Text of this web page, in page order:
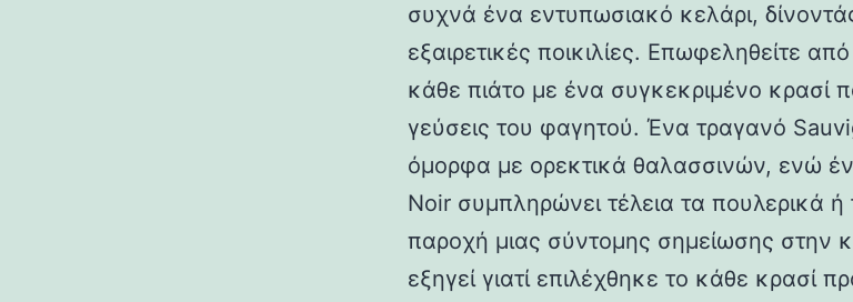
συχνά ένα εντυπωσιακό κελάρι,
εξαιρετικές ποικιλίες. Επωφεληθείτε
κάθε πιάτο με ένα συγκεκριμένο κρασί
γεύσεις του φαγητού. Ένα τραγανό
όμορφα με ορεκτικά θαλασσινών, ενώ
Noir συμπληρώνει τέλεια τα πουλερικά
παροχή μιας σύντομης σημείωσης στην
εξηγεί γιατί επιλέχθηκε το κάθε κρασί